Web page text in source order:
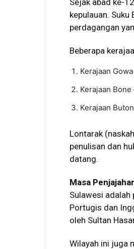
Sejak abad ke-
kepulauan.
perdagangan
Beberapa
Kerajaan
Kerajaan
Kerajaan
Lontarak
penulisan dan
datang.
Masa
Sulawesi adalah
Portugis dan
oleh Sultan
Wilayah ini juga